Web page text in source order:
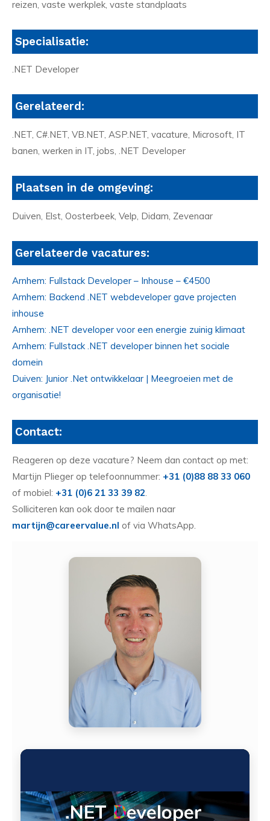
reizen, vaste werkplek, vaste standplaats
Specialisatie:
.NET Developer
Gerelateerd:
.NET, C#.NET, VB.NET, ASP.NET, vacature, Microsoft, IT
banen, werken in IT, jobs, .NET Developer
Plaatsen in de omgeving:
Duiven, Elst, Oosterbeek, Velp, Didam, Zevenaar
Gerelateerde vacatures:
Arnhem: Fullstack Developer – Inhouse – €4500
Arnhem: Backend .NET webdeveloper gave projecten
inhouse
Arnhem: .NET developer voor een energie zuinig klimaat
Arnhem: Fullstack .NET developer binnen het sociale
domein
Duiven: Junior .Net ontwikkelaar | Meegroeien met de
organisatie!
Contact:
Reageren op deze vacature? Neem dan contact op met:
Martijn Plieger op telefoonnummer: +31 (0)88 88 33 060
of mobiel: +31 (0)6 21 33 39 82.
Solliciteren kan ook door te mailen naar
martijn@careervalue.nl of via WhatsApp.